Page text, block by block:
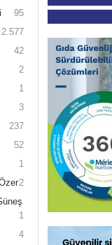
95
2.577
42
2
1
3
237
52
1
2
1
4